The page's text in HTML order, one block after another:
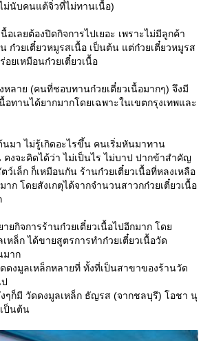
นับคนแต้จิ่วที่ไม่ทานเนื้อ)
อเลยต้องปิดกิจการไปเยอะ เพราะไม่มีลูกค้า
ก๋วยเตี๋ยวหมูรสเนื้อ เป็นต้น แต่ก๋วยเตี๋ยวหมูรส
อยเหมือนก๋วยเตี๋ยวเนื้อ
หลาย (คนที่ชอบทานก๋วยเตี๋ยวเนื้อมากๆ) จึงมี
อทานได้ยากมากโดยเฉพาะในเขตกรุงเทพและ
มา ไม่รู้เกิดอะไรขึ้น คนเริ่มหันมาทาน
คงจะคิดได้ว่า ไม่เป็นไร ไม่บาป ปากข้าสำคัญ
เล็ก ก็เหมือนกัน ร้านก๋วยเตี๋ยวเนื้อที่หลงเหลือ
าก โดยสังเกตุได้จากจำนวนสาวกก๋วยเตี๋ยวเนื้อ
ยกิจการร้านก๋วยเตี๋ยวเนื้อไปอีกมาก โด
หล็ก ได้ขายสูตรการทำก๋วยเตี๋ยวเนื้อวัด
มาก
ดงมูลเหล็กหลายที่ ทั้งที่เป็นสาขาของร้านวัด
งๆก็มี วัดดงมูลเหล็ก ธัญรส (จากชลบุรี) โอชา นุ
ป็นต้น